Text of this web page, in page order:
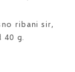
ribani sir,
g.